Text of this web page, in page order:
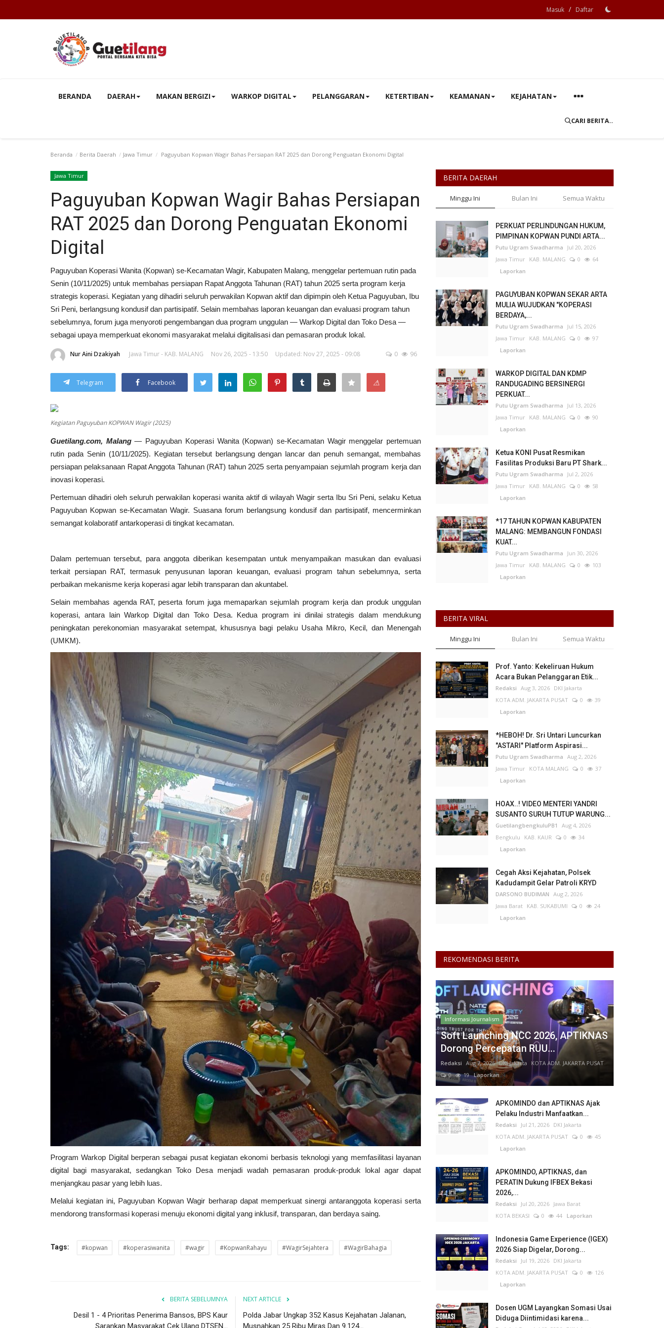
Masuk / Daftar
BERANDA DAERAH MAKAN BERGIZI WARKOP DIGITAL PELANGGARAN KETERTIBAN KEAMANAN KEJAHATAN
CARI BERITA..
Beranda Berita Daerah Jawa Timur Paguyuban Kopwan Wagir Bahas Persiapan RAT 2025 dan Dorong Penguatan Ekonomi Digital
Jawa Timur
Paguyuban Kopwan Wagir Bahas Persiapan
RAT 2025 dan Dorong Penguatan Ekonomi
Digital
Paguyuban Koperasi Wanita (Kopwan) se-Kecamatan Wagir, Kabupaten Malang, menggelar pertemuan rutin pada
Senin (10/11/2025) untuk membahas persiapan Rapat Anggota Tahunan (RAT) tahun 2025 serta program kerja
strategis koperasi. Kegiatan yang dihadiri seluruh perwakilan Kopwan aktif dan dipimpin oleh Ketua Paguyuban, Ibu
Sri Peni, berlangsung kondusif dan partisipatif. Selain membahas laporan keuangan dan evaluasi program tahun
sebelumnya, forum juga menyoroti pengembangan dua program unggulan — Warkop Digital dan Toko Desa —
sebagai upaya memperkuat ekonomi masyarakat melalui digitalisasi dan pemasaran produk lokal.
Nur Aini Dzakiyah Jawa Timur - KAB. MALANG Nov 26, 2025 - 13:50 Updated: Nov 27, 2025 - 09:08 0 96
Telegram Facebook ⚠
Kegiatan Paguyuban KOPWAN Wagir (2025)
Guetilang.com, Malang— Paguyuban Koperasi Wanita (Kopwan) se-Kecamatan Wagir menggelar pertemuan
rutin pada Senin (10/11/2025). Kegiatan tersebut berlangsung dengan lancar dan penuh semangat, membahas
persiapan pelaksanaan Rapat Anggota Tahunan (RAT) tahun 2025 serta penyampaian sejumlah program kerja dan
inovasi koperasi.
Pertemuan dihadiri oleh seluruh perwakilan koperasi wanita aktif di wilayah Wagir serta Ibu Sri Peni, selaku Ketua
Paguyuban Kopwan se-Kecamatan Wagir. Suasana forum berlangsung kondusif dan partisipatif, mencerminkan
semangat kolaboratif antarkoperasi di tingkat kecamatan.
Dalam pertemuan tersebut, para anggota diberikan kesempatan untuk menyampaikan masukan dan evaluasi
terkait persiapan RAT, termasuk penyusunan laporan keuangan, evaluasi program tahun sebelumnya, serta
perbaikan mekanisme kerja koperasi agar lebih transparan dan akuntabel.
Selain membahas agenda RAT, peserta forum juga memaparkan sejumlah program kerja dan produk unggulan
koperasi, antara lain Warkop Digital dan Toko Desa. Kedua program ini dinilai strategis dalam mendukung
peningkatan perekonomian masyarakat setempat, khususnya bagi pelaku Usaha Mikro, Kecil, dan Menengah
(UMKM).
Program Warkop Digital berperan sebagai pusat kegiatan ekonomi berbasis teknologi yang memfasilitasi layanan
digital bagi masyarakat, sedangkan Toko Desa menjadi wadah pemasaran produk-produk lokal agar dapat
menjangkau pasar yang lebih luas.
Melalui kegiatan ini, Paguyuban Kopwan Wagir berharap dapat memperkuat sinergi antaranggota koperasi serta
mendorong transformasi koperasi menuju ekonomi digital yang inklusif, transparan, dan berdaya saing.
Tags: #kopwan #koperasiwanita #wagir #KopwanRahayu #WagirSejahtera #WagirBahagia
BERITA SEBELUMNYA
Desil 1 - 4 Prioritas Penerima Bansos, BPS Kaur
Sarankan Masyarakat Cek Ulang DTSEN...
NEXT ARTICLE
Polda Jabar Ungkap 352 Kasus Kejahatan Jalanan,
Musnahkan 25 Ribu Miras Dan 9.124...
BERITA DAERAH
Minggu Ini Bulan Ini Semua Waktu
PERKUAT PERLINDUNGAN HUKUM,
PIMPINAN KOPWAN PUNDI ARTA...
Putu Ugram Swadharma
Jul 20, 2026
Jawa Timur KAB. MALANG 0
64
Laporkan
PAGUYUBAN KOPWAN SEKAR ARTA
MULIA WUJUDKAN "KOPERASI
BERDAYA,...
Putu Ugram Swadharma
Jul 15, 2026
Jawa Timur KAB. MALANG 0
97
Laporkan
WARKOP DIGITAL DAN KDMP
RANDUGADING BERSINERGI
PERKUAT...
Putu Ugram Swadharma
Jul 13, 2026
Jawa Timur KAB. MALANG 0
90
Laporkan
Ketua KONI Pusat Resmikan
Fasilitas Produksi Baru PT Shark...
Putu Ugram Swadharma
Jul 2, 2026
Jawa Timur KAB. MALANG 0
58
Laporkan
*17 TAHUN KOPWAN KABUPATEN
MALANG: MEMBANGUN FONDASI
KUAT...
Putu Ugram Swadharma
Jun 30, 2026
Jawa Timur KAB. MALANG 0
103
Laporkan
BERITA VIRAL
Minggu Ini Bulan Ini Semua Waktu
Prof. Yanto: Kekeliruan Hukum
Acara Bukan Pelanggaran Etik...
Redaksi Aug 3, 2026 DKI Jakarta
KOTA ADM. JAKARTA PUSAT
0
39
Laporkan
*HEBOH! Dr. Sri Untari Luncurkan
"ASTARI" Platform Aspirasi...
Putu Ugram Swadharma Aug 2, 2026
Jawa Timur KOTA MALANG 0
37
Laporkan
HOAX..! VIDEO MENTERI YANDRI
SUSANTO SURUH TUTUP WARUNG...
GuetilangbengkuluPB1
Aug 4, 2026
Bengkulu
KAB. KAUR 0
34
Laporkan
Cegah Aksi Kejahatan, Polsek
Kadudampit Gelar Patroli KRYD
DARSONO BUDIMAN Aug 2, 2026
Jawa Barat KAB. SUKABUMI 0
24
Laporkan
REKOMENDASI BERITA
Informasi Journalism
Soft Launching NCC 2026, APTIKNAS
Dorong Percepatan RUU...
Redaksi Aug 7, 2026 DKI Jakarta
KOTA ADM. JAKARTA PUSAT
0
19Laporkan
APKOMINDO dan APTIKNAS Ajak
Pelaku Industri Manfaatkan...
Redaksi Jul 21, 2026 DKI Jakarta
KOTA ADM. JAKARTA PUSAT
0
45
Laporkan
APKOMINDO, APTIKNAS, dan
PERATIN Dukung IFBEX Bekasi
2026,...
Redaksi Jul 20, 2026 Jawa Barat
KOTA BEKASI
0 44 Laporkan
Indonesia Game Experience (IGEX)
2026 Siap Digelar, Dorong...
Redaksi Jul 19, 2026 DKI Jakarta
KOTA ADM. JAKARTA PUSAT
0
126
Laporkan
Dosen UGM Layangkan Somasi Usai
Diduga Diintimidasi karena...